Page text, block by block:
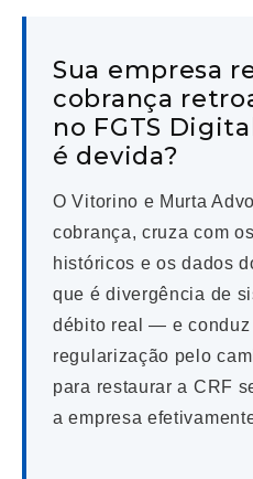
Sua empresa
cobrança
no FGTS
é devida?
O Vitorino e Murta
cobrança, cruza com
históricos e os dados
que é divergência de
débito real — e conduz
regularização pelo
para restaurar a CRF
a empresa